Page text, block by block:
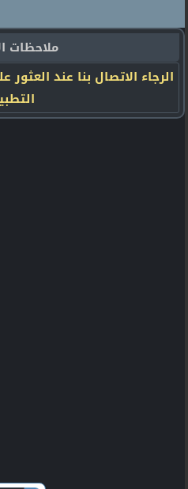
ملاحظات
الرجاء الاتصال بنا عند